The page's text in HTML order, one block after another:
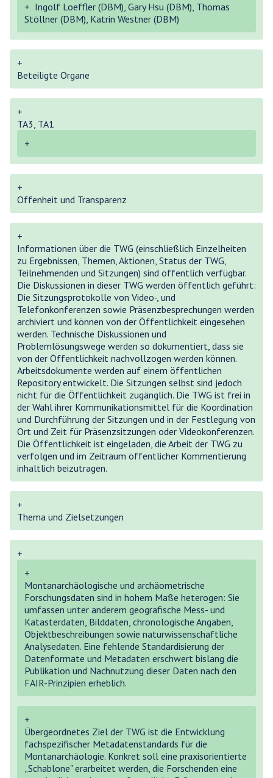
+ Ingolf Loeffler (DBM), Gary Hsu (DBM), Thomas
Stöllner (DBM), Katrin Westner (DBM)
+
Beteiligte Organe
+
TA3, TA1
+
+
Offenheit und Transparenz
+
Informationen über die TWG (einschließlich Einzelheiten
zu Ergebnissen, Themen, Aktionen, Status der TWG,
Teilnehmenden und Sitzungen) sind öffentlich verfügbar.
Die Diskussionen in dieser TWG werden öffentlich geführt:
Die Sitzungsprotokolle von Video-, und
Telefonkonferenzen sowie Präsenzbesprechungen werden
archiviert und können von der Öffentlichkeit eingesehen
werden. Technische Diskussionen und
Problemlösungswege werden so dokumentiert, dass sie
von der Öffentlichkeit nachvollzogen werden können.
Arbeitsdokumente werden auf einem öffentlichen
Repository entwickelt. Die Sitzungen selbst sind jedoch
nicht für die Öffentlichkeit zugänglich. Die TWG ist frei in
der Wahl ihrer Kommunikationsmittel für die Koordination
und Durchführung der Sitzungen und in der Festlegung von
Ort und Zeit für Präsenzsitzungen oder Videokonferenzen.
Die Öffentlichkeit ist eingeladen, die Arbeit der TWG zu
verfolgen und im Zeitraum öffentlicher Kommentierung
inhaltlich beizutragen.
+
Thema und Zielsetzungen
+
+
Montanarchäologische und archäometrische
Forschungsdaten sind in hohem Maße heterogen: Sie
umfassen unter anderem geografische Mess- und
Katasterdaten, Bilddaten, chronologische Angaben,
Objektbeschreibungen sowie naturwissenschaftliche
Analysedaten. Eine fehlende Standardisierung der
Datenformate und Metadaten erschwert bislang die
Publikation und Nachnutzung dieser Daten nach den
FAIR-Prinzipien erheblich.
+
Übergeordnetes Ziel der TWG ist die Entwicklung
fachspezifischer Metadatenstandards für die
Montanarchäologie. Konkret soll eine praxisorientierte
„Schablone" erarbeitet werden, die Forschenden eine